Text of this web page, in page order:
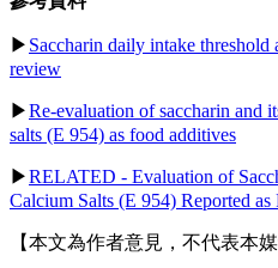
▶ Saccharin daily intake threshold
review
▶Re‐evaluation of saccharin and
salts (E 954) as food additives
▶RELATED - Evaluation of
Calcium Salts (E 954) Reported
【本文為作者意見，不代表本媒